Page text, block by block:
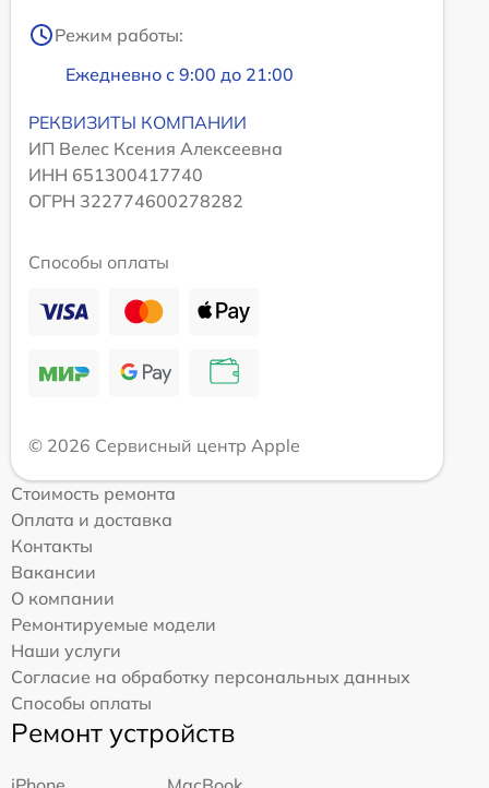
Режим работы:
Ежедневно с 9:00 до 21:00
РЕКВИЗИТЫ КОМПАНИИ
ИП Велес Ксения Алексеевна
ИНН 651300417740
ОГРН 322774600278282
Способы оплаты
© 2026 Сервисный центр Apple
Стоимость ремонта
Оплата и доставка
Контакты
Вакансии
О компании
Ремонтируемые модели
Наши услуги
Согласие на обработку персональных данных
Способы оплаты
Ремонт устройств